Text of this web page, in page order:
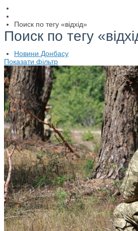
Поиск по тегу «відхід»
Поиск по тегу
Новини Донбасу
Показати фільтр